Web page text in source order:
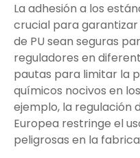
La adhesión a los
crucial para
de PU sean seguras
reguladores en
pautas para limitar la
químicos nocivos en
ejemplo, la regulación
Europea restringe el
peligrosas en la